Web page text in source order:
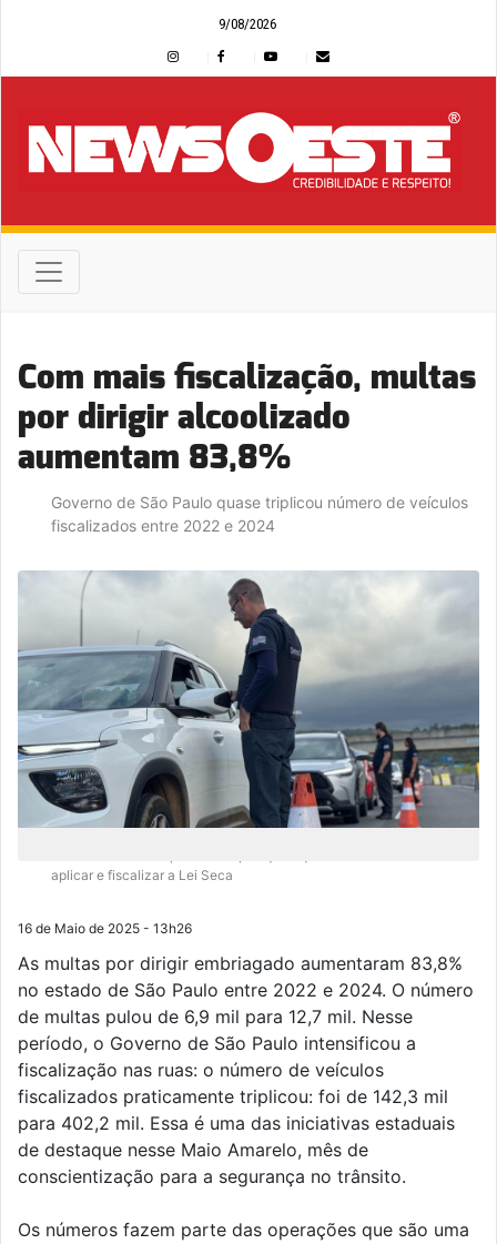
9/08/2026
Com mais fiscalização, multas
por dirigir alcoolizado
aumentam 83,8%
Governo de São Paulo quase triplicou número de veículos
fiscalizados entre 2022 e 2024
aplicar e fiscalizar a Lei Seca
16 de Maio de 2025 - 13h26
As multas por dirigir embriagado aumentaram 83,8%
no estado de São Paulo entre 2022 e 2024. O número
de multas pulou de 6,9 mil para 12,7 mil. Nesse
período, o Governo de São Paulo intensificou a
fiscalização nas ruas: o número de veículos
fiscalizados praticamente triplicou: foi de 142,3 mil
para 402,2 mil. Essa é uma das iniciativas estaduais
de destaque nesse Maio Amarelo, mês de
conscientização para a segurança no trânsito.
Os números fazem parte das operações que são uma